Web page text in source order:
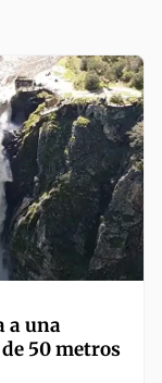
a una
50 metros